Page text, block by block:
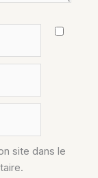
site dans le